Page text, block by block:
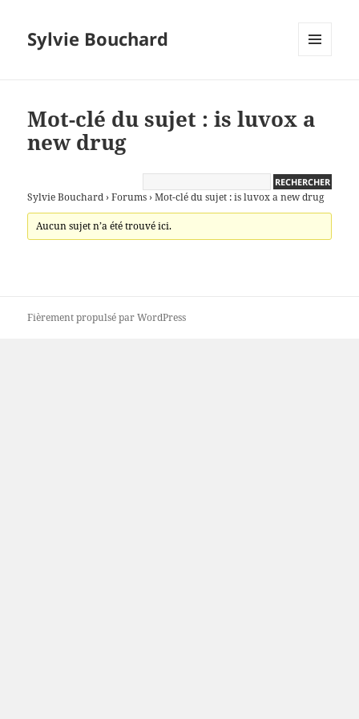
Sylvie Bouchard
Mot-clé du sujet : is luvox a
new drug
Sylvie Bouchard › Forums › Mot-clé du sujet : is luvox a new drug
Aucun sujet n’a été trouvé ici.
Fièrement propulsé par WordPress